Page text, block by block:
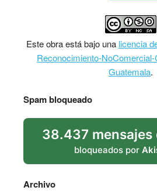
Esteobraestá bajo una licencia
Reconocimiento-
Guatemala.
Spam bloqueado
38.437 mensajes
bloqueados por
Archivo